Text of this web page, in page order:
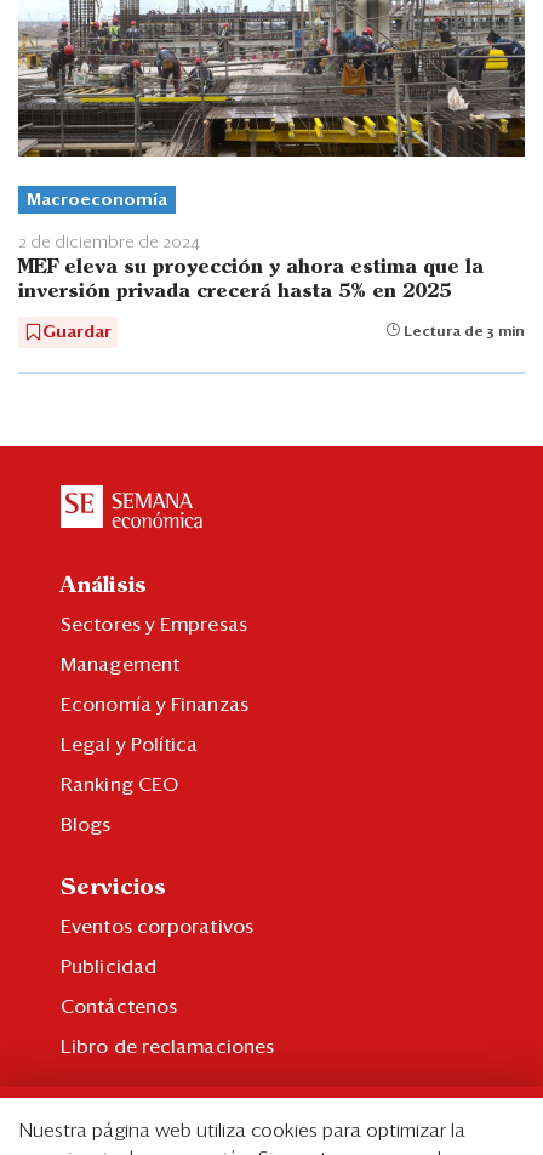
Macroeconomía
2 de diciembre de 2024
MEF eleva su proyección y ahora estima que la
inversión privada crecerá hasta 5% en 2025
Guardar Lectura de 3 min
Análisis
Sectores y Empresas
Management
Economía y Finanzas
Legal y Política
Ranking CEO
Blogs
Servicios
Eventos corporativos
Publicidad
Contáctenos
Libro de reclamaciones
Suscripción individual
Nuestra página web utiliza cookies para optimizar la